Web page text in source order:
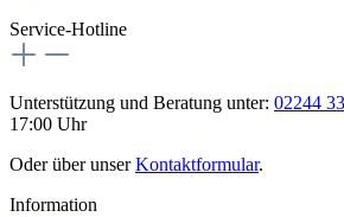
Service-Hotline
Unterstützung und Beratung unter: 02244
17:00 Uhr
Oder über unserKontaktformular.
Information